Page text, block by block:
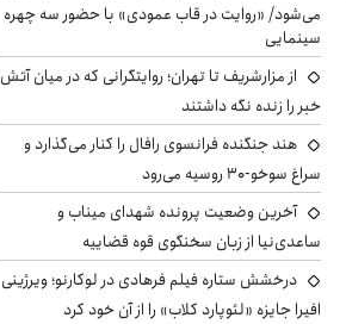
می‌شود/ «روایت در قاب عمودی» با حضور سه چهره
سینمایی
از مزارشریف تا تهران؛ روایتگرانی که در میان آتش
خبر را زنده نگه داشتند
هند جنگنده فرانسوی رافال را کنار می‌گذارد و
سراغ سوخو-30 روسیه می‌رود
آخرین وضعیت پرونده شهدای میناب و
ساعدی‌نیا از زبان سخنگوی قوه قضاییه
درخشش ستاره فیلم فرهادی در لوکارنو؛ ویرژینی
افیرا جایزه «لئوپارد کلاب» را از آن خود کرد